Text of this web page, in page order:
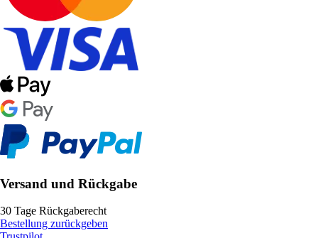
Versand und Rückgabe
30 Tage Rückgaberecht
Bestellung zurückgeben